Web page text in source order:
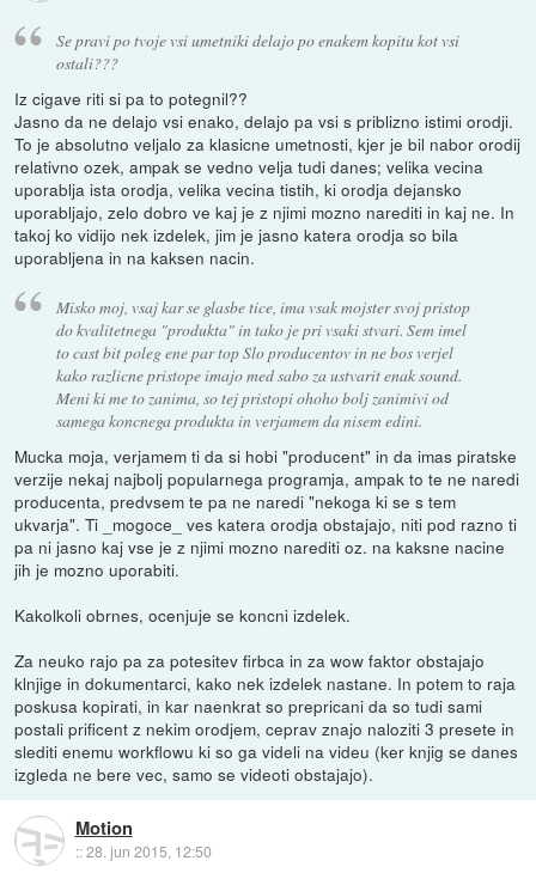
Se pravi po tvoje vsi umetniki delajo po enakem kopitu kot vsi
ostali???
Iz cigave riti si pa to potegnil??
Jasno da ne delajo vsi enako, delajo pa vsi s priblizno istimi orodji.
To je absolutno veljalo za klasicne umetnosti, kjer je bil nabor orodij
relativno ozek, ampak se vedno velja tudi danes; velika vecina
uporablja ista orodja, velika vecina tistih, ki orodja dejansko
uporabljajo, zelo dobro ve kaj je z njimi mozno narediti in kaj ne. In
takoj ko vidijo nek izdelek, jim je jasno katera orodja so bila
uporabljena in na kaksen nacin.
Misko moj, vsaj kar se glasbe tice, ima vsak mojster svoj pristop
do kvalitetnega "produkta" in tako je pri vsaki stvari. Sem imel
to cast bit poleg ene par top Slo producentov in ne bos verjel
kako razlicne pristope imajo med sabo za ustvarit enak sound.
Meni ki me to zanima, so tej pristopi ohoho bolj zanimivi od
samega koncnega produkta in verjamem da nisem edini.
Mucka moja, verjamem ti da si hobi "producent" in da imas piratske
verzije nekaj najbolj popularnega programja, ampak to te ne naredi
producenta, predvsem te pa ne naredi "nekoga ki se s tem
ukvarja". Ti _mogoce_ ves katera orodja obstajajo, niti pod razno ti
pa ni jasno kaj vse je z njimi mozno narediti oz. na kaksne nacine
jih je mozno uporabiti.
Kakolkoli obrnes, ocenjuje se koncni izdelek.
Za neuko rajo pa za potesitev firbca in za wow faktor obstajajo
klnjige in dokumentarci, kako nek izdelek nastane. In potem to raja
poskusa kopirati, in kar naenkrat so prepricani da so tudi sami
postali prificent z nekim orodjem, ceprav znajo naloziti 3 presete in
slediti enemu workflowu ki so ga videli na videu (ker knjig se danes
izgleda ne bere vec, samo se videoti obstajajo).
Motion
::28. jun 2015, 12:50